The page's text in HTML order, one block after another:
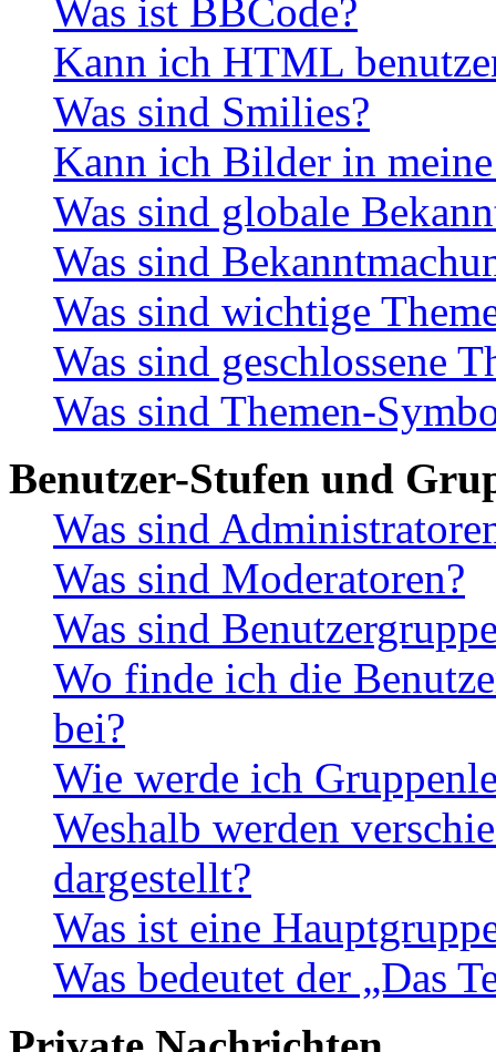
Was ist BBCode?
Kann ich HTML
Was sind Smilies?
Kann ich Bilder in
Was sind globale
Was sind
Was sind wichtige
Was sind geschlossene
Was sind Themen-
Benutzer-Stufen und
Was sind
Was sind Moderatoren?
Was sind
Wo finde ich die
bei?
Wie werde ich
Weshalb werden
dargestellt?
Was ist eine
Was bedeutet der „Das